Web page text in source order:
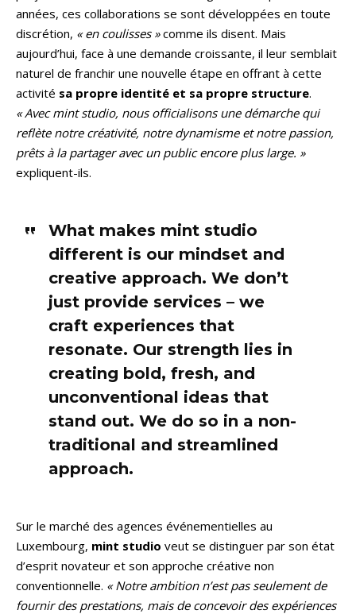
années, ces collaborations se sont développées en toute
discrétion, « en coulisses »comme ils disent. Mais
aujourd’hui, face à une demande croissante, il leur semblait
naturel de franchir une nouvelle étape en offrant à cette
activité sa propre identité et sa propre structure.
« Avec mint studio, nous officialisons une démarche qui
reflète notre créativité, notre dynamisme et notre passion,
prêts à la partager avec un public encore plus large. »
expliquent-ils.
What makes mint studio
different is our mindset and
creative approach. We don’t
just provide services – we
craft experiences that
resonate. Our strength lies in
creating bold, fresh, and
unconventional ideas that
stand out. We do so in a non-
traditional and streamlined
approach.
Sur le marché des agences événementielles au
Luxembourg, mint studio veut se distinguer par son état
d’esprit novateur et son approche créative non
conventionnelle. « Notre ambition n’est pas seulement de
fournir des prestations, mais de concevoir des expériences